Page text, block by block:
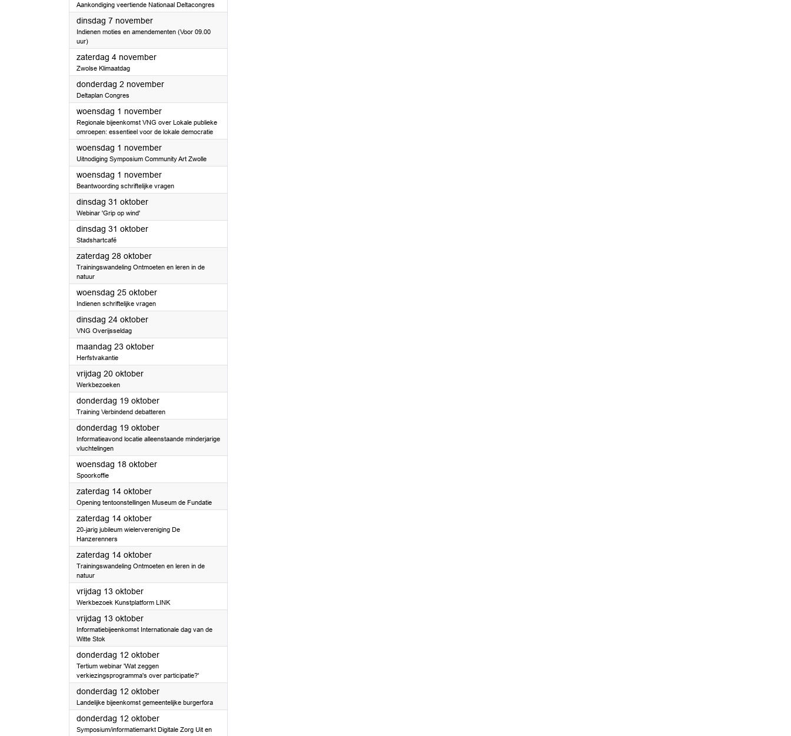
Aankondiging veertiende Nationaal Deltacongres
dinsdag 7 november2023
Indienen moties en amendementen (Voor 09.00
uur)
zaterdag 4 november2023
Zwolse Klimaatdag
donderdag 2 november2023
Deltaplan Congres
woensdag 1 november2023
Regionale bijeenkomst VNG over Lokale publieke
omroepen: essentieel voor de lokale democratie
woensdag 1 november2023
Uitnodiging Symposium Community Art Zwolle
woensdag 1 november2023
Beantwoording schriftelijke vragen
dinsdag 31 oktober2023
Webinar 'Grip op wind'
dinsdag 31 oktober2023
Stadshartcafé
zaterdag 28 oktober2023
Trainingswandeling Ontmoeten en leren in de
natuur
woensdag 25 oktober2023
Indienen schriftelijke vragen
dinsdag 24 oktober2023
VNG Overijsseldag
maandag 23 oktober2023
Herfstvakantie
vrijdag 20 oktober2023
Werkbezoeken
donderdag 19 oktober2023
Training Verbindend debatteren
donderdag 19 oktober2023
Informatieavond locatie alleenstaande minderjarige
vluchtelingen
woensdag 18 oktober2023
Spoorkoffie
zaterdag 14 oktober2023
Opening tentoonstellingen Museum de Fundatie
zaterdag 14 oktober2023
20-jarig jubileum wielervereniging De
Hanzerenners
zaterdag 14 oktober2023
Trainingswandeling Ontmoeten en leren in de
natuur
vrijdag 13 oktober2023
Werkbezoek Kunstplatform LINK
vrijdag 13 oktober2023
Informatiebijeenkomst Internationale dag van de
Witte Stok
donderdag 12 oktober2023
Tertium webinar 'Wat zeggen
verkiezingsprogramma's over participatie?'
donderdag 12 oktober2023
Landelijke bijeenkomst gemeentelijke burgerfora
donderdag 12 oktober2023
Symposium/informatiemarkt Digitale Zorg Uit en